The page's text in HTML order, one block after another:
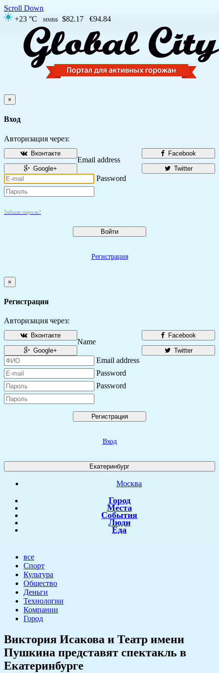
Scroll Down
+23 °C
ММВБ $82.17 €94.84
×
Вход
Авторизация через:
Facebook
Вконтакте
Twitter
Google+
Email address
Password
Забыли пароль?
Войти
Регистрация
×
Регистрация
Авторизация через:
Facebook
Вконтакте
Twitter
Google+
Name
Email address
Password
Password
Регистрация
Вход
Екатеринбург
Москва
Город
Места
События
Люди
Еда
все
Спорт
Культура
Общество
Деньги
Технологии
Компании
Город
Виктория Исакова и Театр имени
Пушкина представят спектакль в
Екатеринбурге